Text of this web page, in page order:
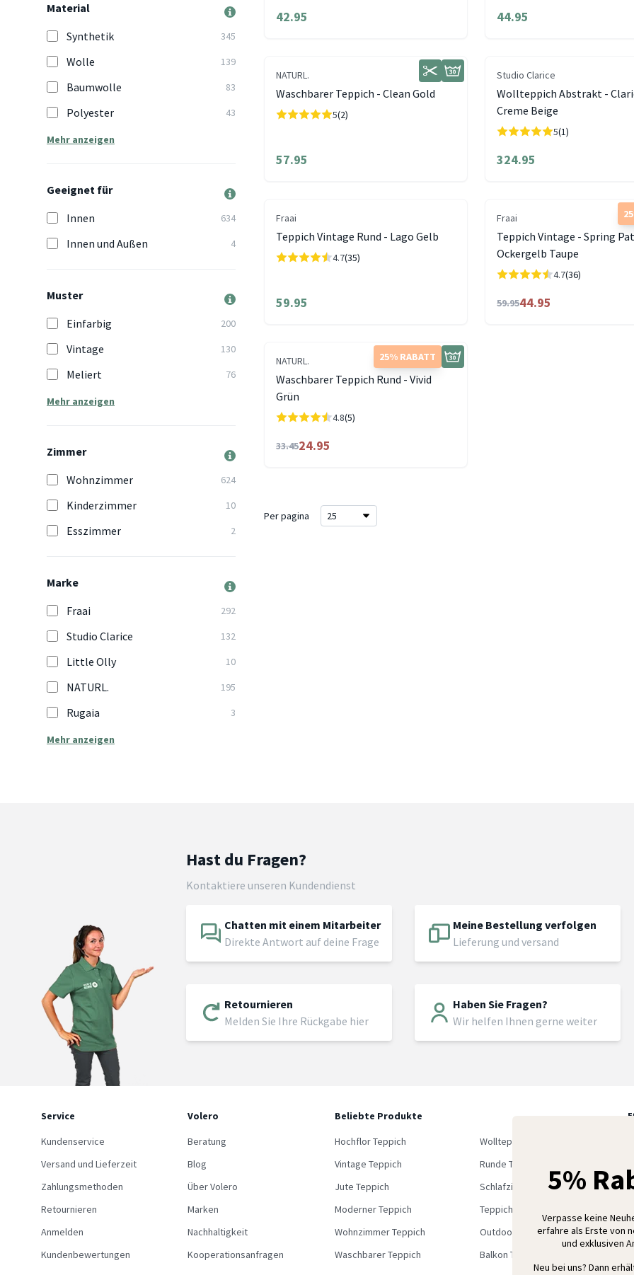
Material
Synthetik
345
Wolle 139
Baumwolle 83
Polyester 43
Mehr anzeigen
Geeignet für
Innen
634
Innen und Außen 4
Muster
Einfarbig
200
Vintage 130
Meliert 76
Mehr anzeigen
Zimmer
Wohnzimmer
624
Kinderzimmer 10
Esszimmer 2
Marke
Fraai
292
Studio Clarice 132
Little Olly 10
NATURL. 195
Rugaia 3
Mehr anzeigen
42.95 44.95
NATURL.
Waschbarer Teppich - Clean Gold
5(2)
57.95
Studio Clarice
Wollteppich Abstrakt -
Creme Beige
5(1)
324.95
Fraai
Teppich Vintage Rund - Lago Gelb
4.7(35)
59.95
Fraai
Teppich Vintage - Spring
Ockergelb Taupe
4.7(36)
59.9544.95
25% RABATT
NATURL.
Waschbarer Teppich Rund - Vivid
Grün
4.8(5)
33.4524.95
Per pagina
Hast du Fragen?
Kontaktiere unseren Kundendienst
Chatten mit einem Mitarbeiter
Direkte Antwort auf deine Frage
Meine Bestellung verfolgen
Lieferung und versand
Retournieren
Melden Sie Ihre Rückgabe hier
Haben Sie Fragen?
Wir helfen Ihnen gerne weiter
Service
Kundenservice
Versand und Lieferzeit
Zahlungsmethoden
Retournieren
Anmelden
Kundenbewertungen
Volero
Beratung
Blog
Über Volero
Marken
Nachhaltigkeit
Kooperationsanfragen
Beliebte Produkte
Hochflor Teppich
Wollteppich
Vintage Teppich
Runde Teppich
Jute Teppich
Schlafzimmer Teppich
Moderner Teppich
Teppich Outlet
Wohnzimmer Teppich
Outdoor Teppich
Waschbarer Teppich
Balkon Teppich
5%
Verpasse keine
erfahre als Erste von
und exklusiven
Neu bei uns? Dann